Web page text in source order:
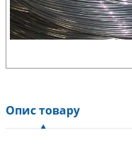
Опис товару